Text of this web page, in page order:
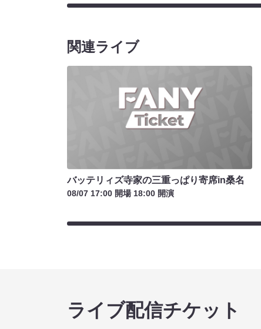
関連ライブ
バッテリィズ寺家の三重っぱり寄席in桑名
08/07 17:00 開場 18:00 開演
ライブ配信チケット